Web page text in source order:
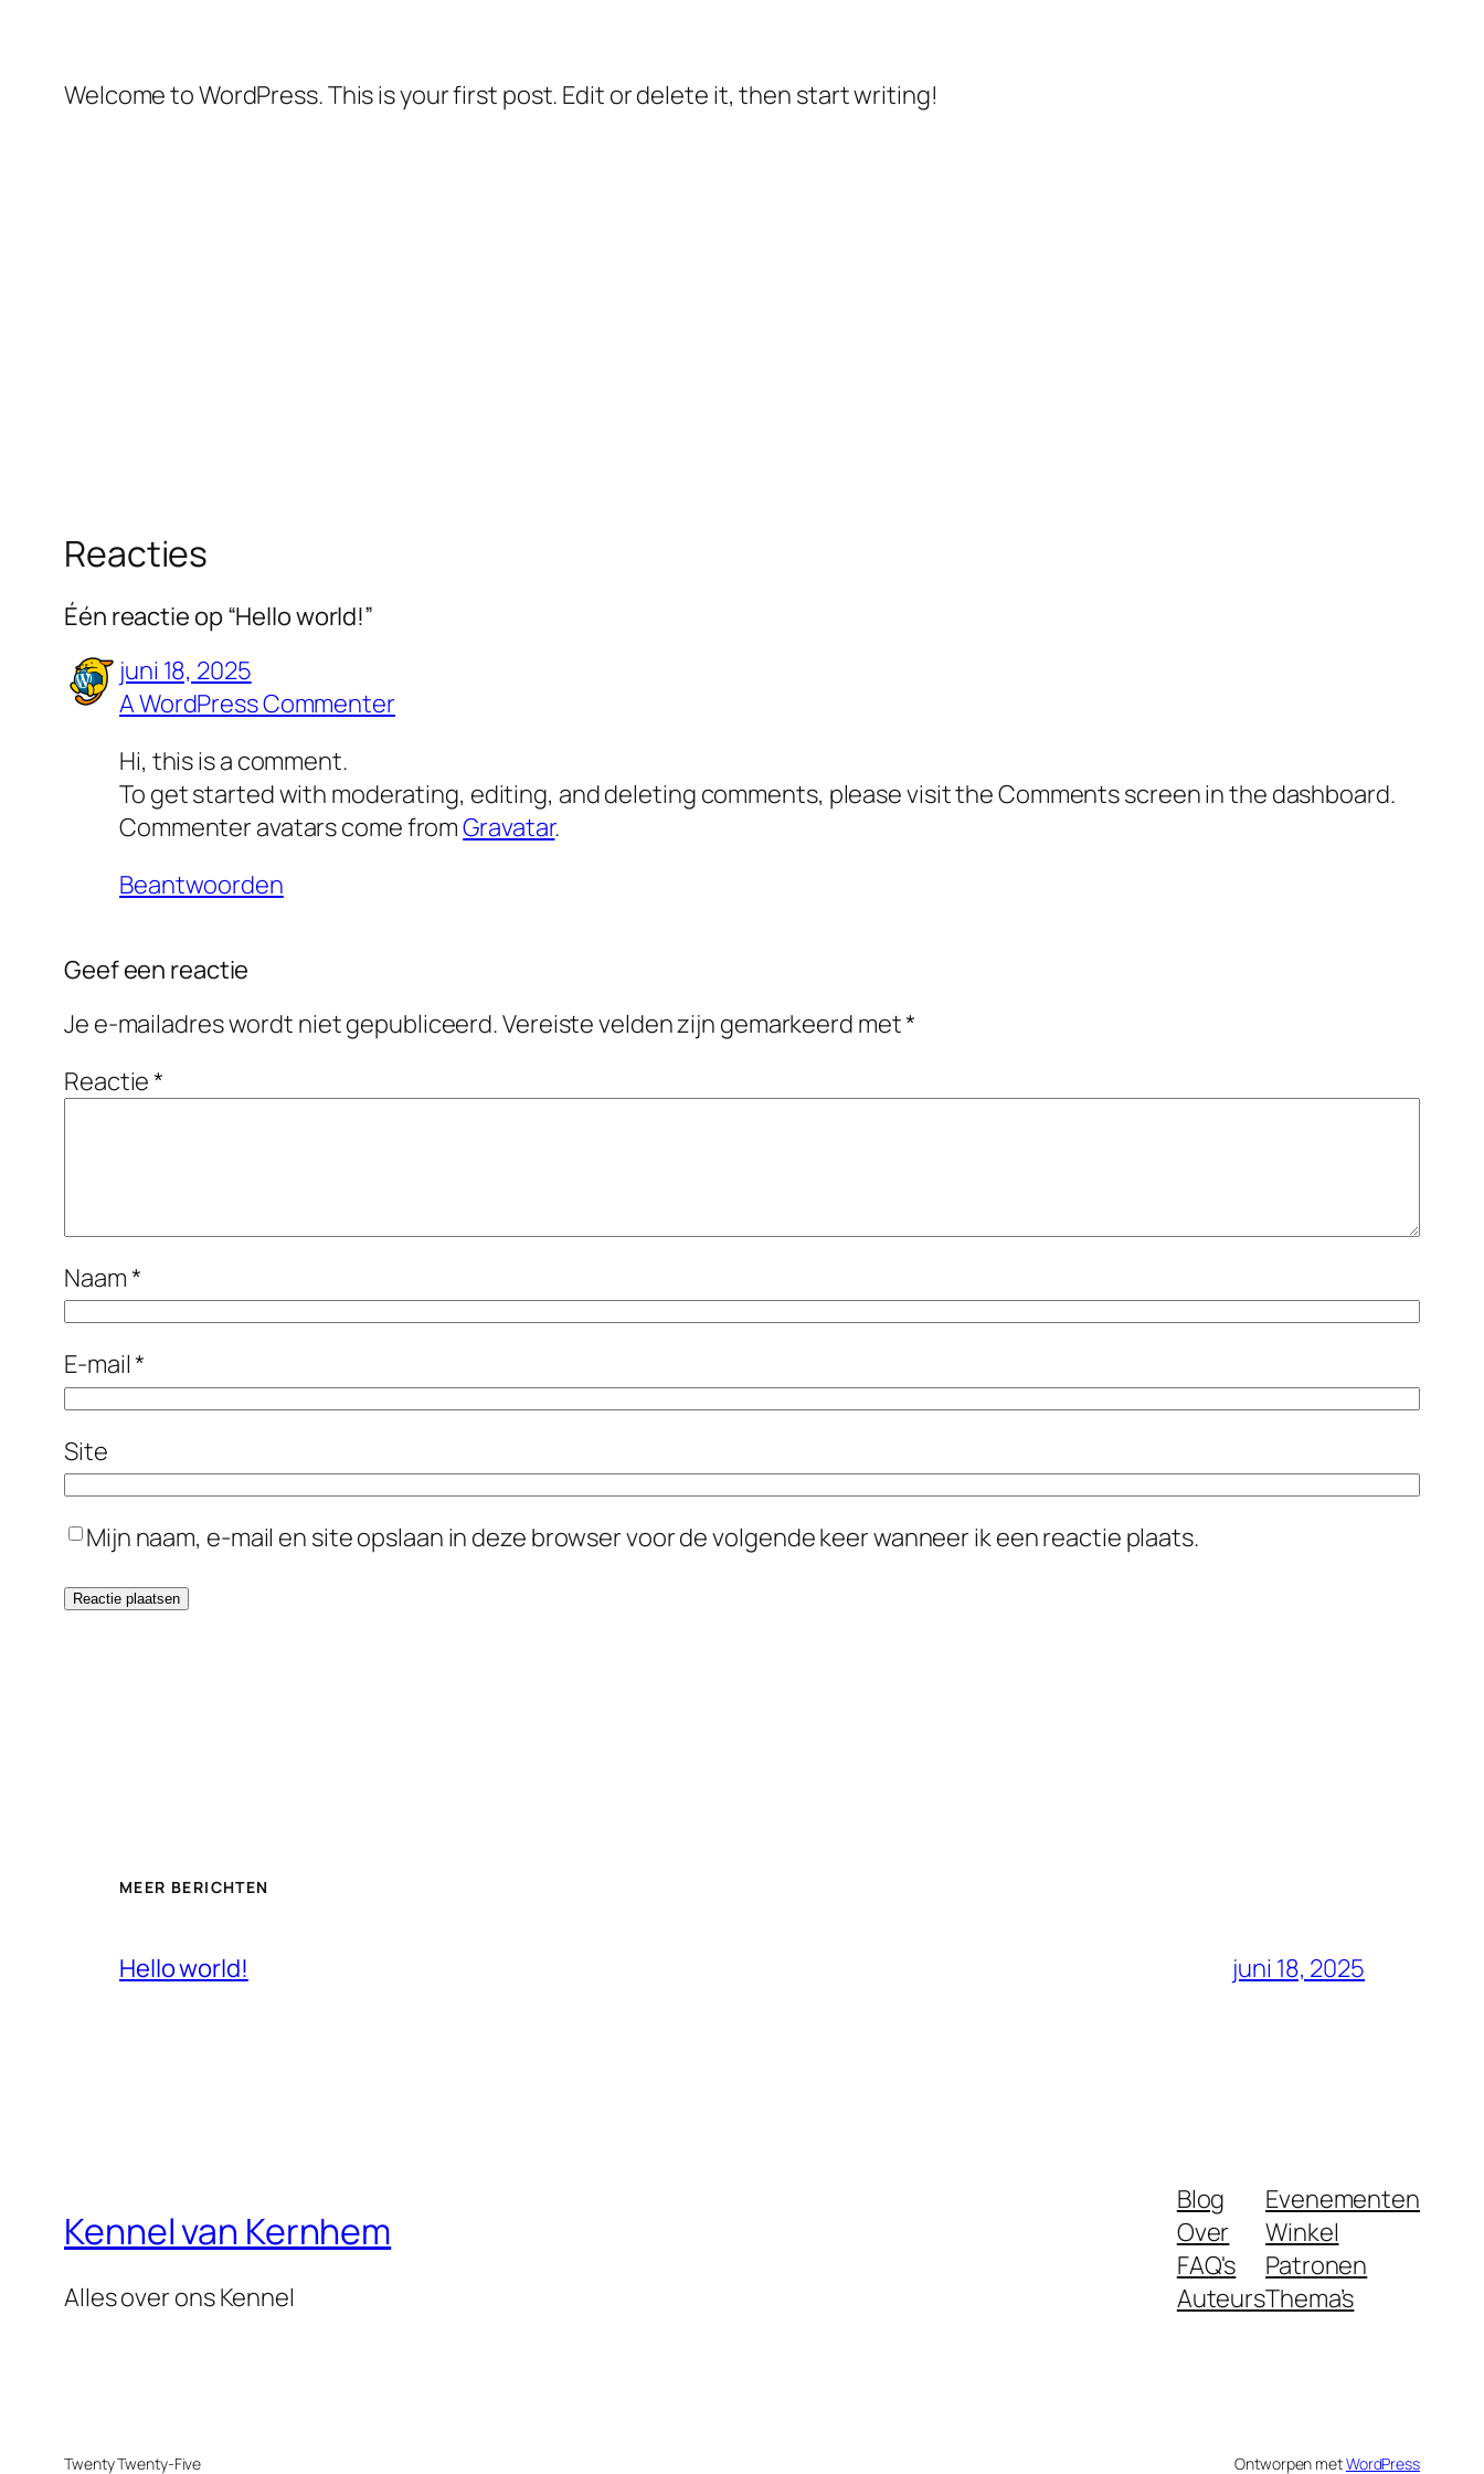
Welcome to WordPress. This is your first post. Edit or delete it, then start writing!
Reacties
Één reactie op “Hello world!”
juni 18, 2025
A WordPress Commenter
Hi, this is a comment.
To get started with moderating, editing, and deleting comments, please visit the Comments screen in the dashboard.
Commenter avatars come fromGravatar.
Beantwoorden
Geef een reactie
Je e-mailadres wordt niet gepubliceerd.Vereiste velden zijn gemarkeerd met*
Reactie*
Naam*
E-mail*
Site
Mijn naam, e-mail en site opslaan in deze browser voor de volgende keer wanneer ik een reactie plaats.
MEER BERICHTEN
Hello world! juni 18, 2025
Kennel van Kernhem
Alles over ons Kennel
Blog
Over
FAQ's
Auteurs
Evenementen
Winkel
Patronen
Thema’s
Twenty Twenty-Five Ontworpen metWordPress